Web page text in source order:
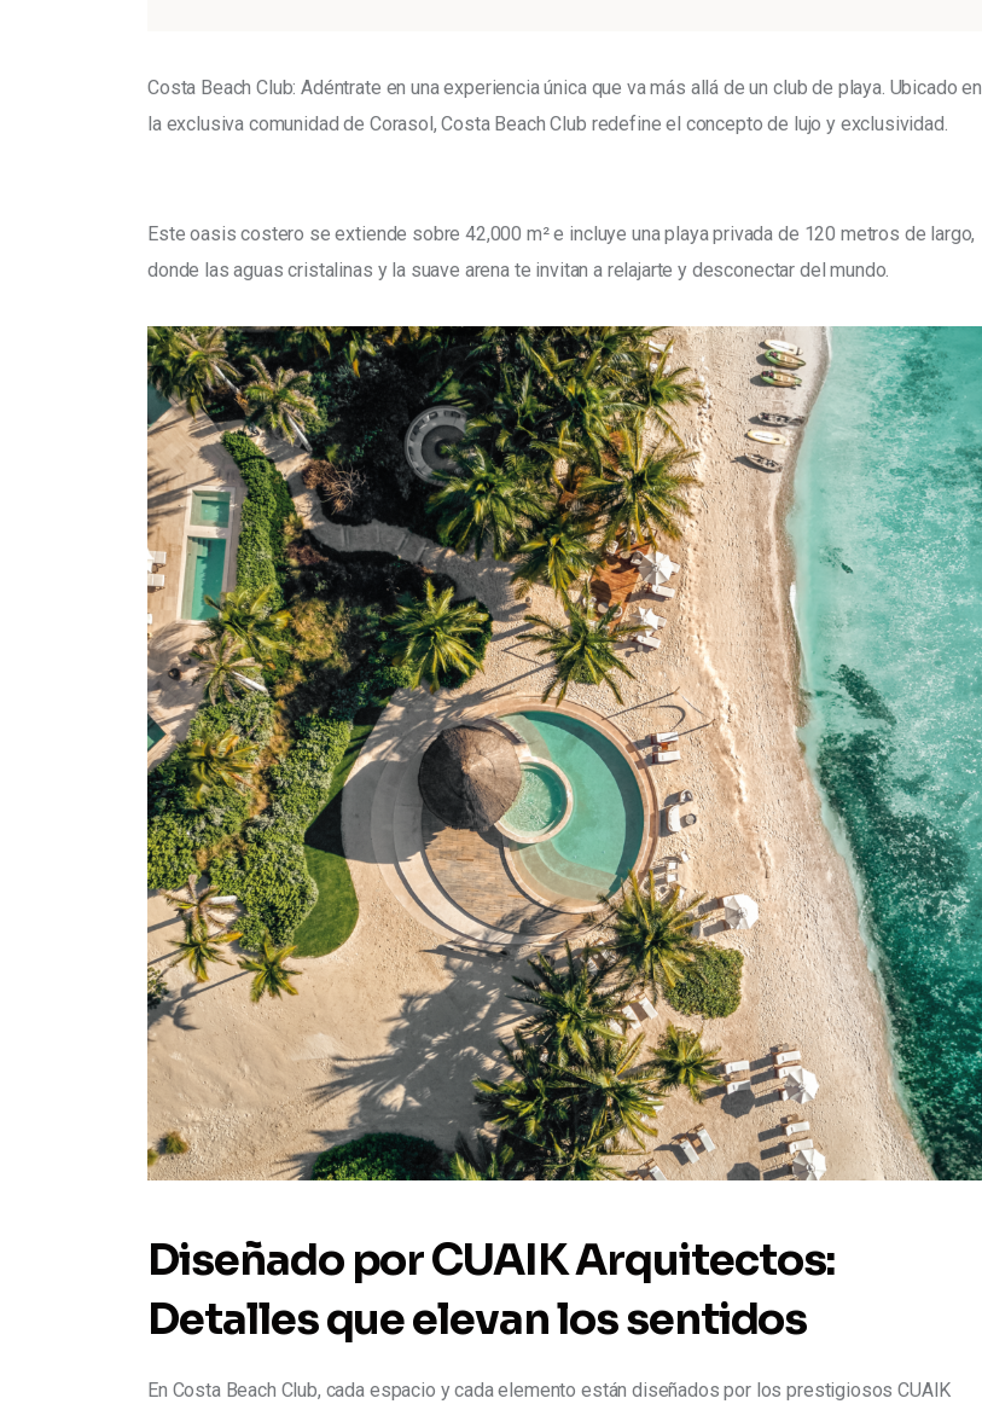
Costa Beach Club: Adéntrate en una experiencia única que va más allá de un club de playa. Ubicado en
la exclusiva comunidad de Corasol, Costa Beach Club redefine el concepto de lujo y exclusividad.
Este oasis costero se extiende sobre 42,000 m² e incluye una playa privada de 120 metros de largo,
donde las aguas cristalinas y la suave arena te invitan a relajarte y desconectar del mundo.
Diseñado por CUAIK Arquitectos:
Detalles que elevan los sentidos
En Costa Beach Club, cada espacio y cada elemento están diseñados por los prestigiosos CUAIK